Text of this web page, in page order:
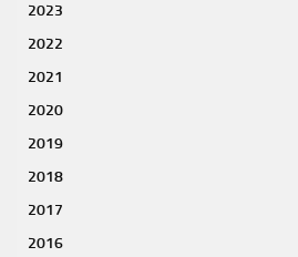
2023
2022
2021
2020
2019
2018
2017
2016